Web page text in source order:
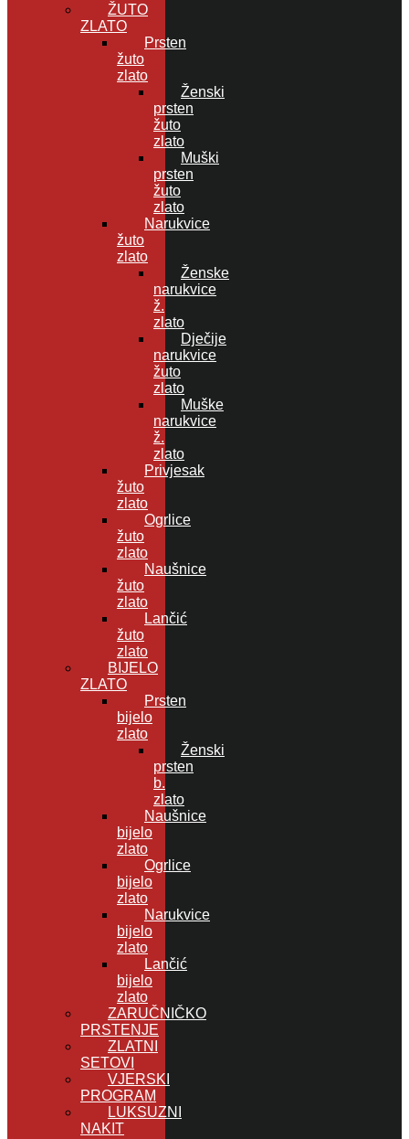
ŽUTO
ZLATO
Prsten
žuto
zlato
Ženski
prsten
žuto
zlato
Muški
prsten
žuto
zlato
Narukvice
žuto
zlato
Ženske
narukvice
ž.
zlato
Dječije
narukvice
žuto
zlato
Muške
narukvice
ž.
zlato
Privjesak
žuto
zlato
Ogrlice
žuto
zlato
Naušnice
žuto
zlato
Lančić
žuto
zlato
BIJELO
ZLATO
Prsten
bijelo
zlato
Ženski
prsten
b.
zlato
Naušnice
bijelo
zlato
Ogrlice
bijelo
zlato
Narukvice
bijelo
zlato
Lančić
bijelo
zlato
ZARUČNIČKO
PRSTENJE
ZLATNI
SETOVI
VJERSKI
PROGRAM
LUKSUZNI
NAKIT